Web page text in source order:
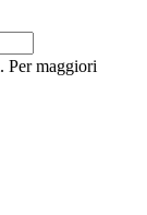
Per maggiori